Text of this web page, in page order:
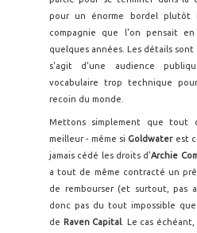
pour un énorme bordel
compagnie que l'on pensait
quelques années. Les détails sont
s'agit d'une audience
vocabulaire trop technique
recoin du monde.
Mettons simplement que tout
meilleur - même si Goldwaterest
jamais cédé les droits d'Archie
a tout de même contracté un
de rembourser (et surtout, pas
donc pas du tout impossible
de Raven Capital . Le cas